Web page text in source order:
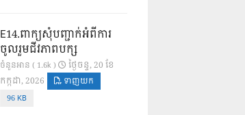
E14.ពាក្យសុំបញ្ជាក់អំពីការ
ចូលរួមជីវភាពបក្ស
ចំនួនអាន ( 1.6k )
ថ្ងៃ​ចន្ទ, 20 ខែ​
កក្កដា, 2026
ទាញយក
96 KB